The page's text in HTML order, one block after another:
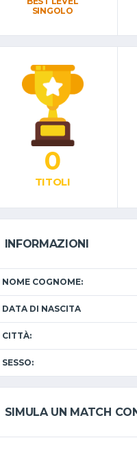
SINGOLO
0
TITOLI
INFORMAZIONI
NOME COGNOME:
DATA DI NASCITA
CITTÀ:
SESSO:
SIMULA UN MATCH